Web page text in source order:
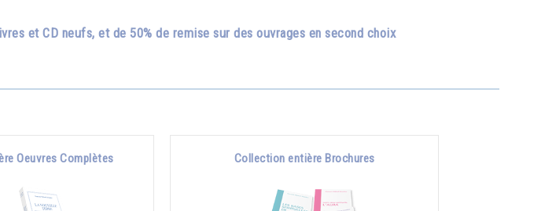
et CD neufs, et de 50% de remise sur des ouvrages en second choix
Oeuvres Complètes Collection entière Brochures